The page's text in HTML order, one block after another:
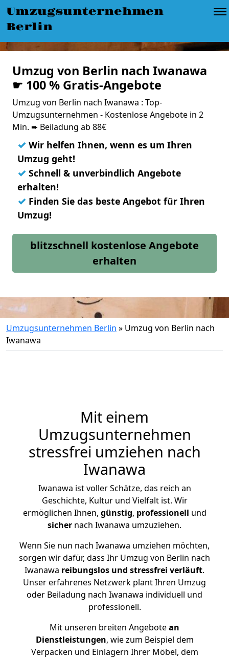
Umzugsunternehmen
Berlin
Umzug von Berlin nach Iwanawa
☛ 100 % Gratis-Angebote
Umzug von Berlin nach Iwanawa : Top-
Umzugsunternehmen - Kostenlose Angebote in 2
Min. ➨ Beiladung ab 88€
✓ Wir helfen Ihnen, wenn es um Ihren
Umzug geht!
✓ Schnell & unverbindlich Angebote
erhalten!
✓ Finden Sie das beste Angebot für Ihren
Umzug!
blitzschnell kostenlose Angebote
erhalten
Umzugsunternehmen Berlin » Umzug von Berlin nach
Iwanawa
Mit einem
Umzugsunternehmen
stressfrei umziehen nach
Iwanawa
Iwanawa ist voller Schätze, das reich an
Geschichte, Kultur und Vielfalt ist. Wir
ermöglichen Ihnen, günstig, professionell und
sicher nach Iwanawa umzuziehen.
Wenn Sie nun nach Iwanawa umziehen möchten,
sorgen wir dafür, dass Ihr Umzug von Berlin nach
Iwanawa reibungslos und stressfrei verläuft.
Unser erfahrenes Netzwerk plant Ihren Umzug
oder Beiladung nach Iwanawa individuell und
professionell.
Mit unseren breiten Angebotean
Dienstleistungen, wie zum Beispiel dem
Verpacken und Einlagern Ihrer Möbel, dem